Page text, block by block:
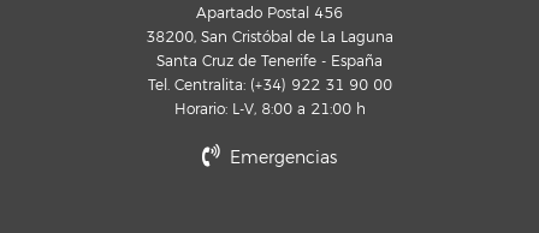
Apartado Postal 456
38200, San Cristóbal de La Laguna
Santa Cruz de Tenerife - España
Tel. Centralita: (+34) 922 31 90 00
Horario: L-V, 8:00 a 21:00 h
Emergencias